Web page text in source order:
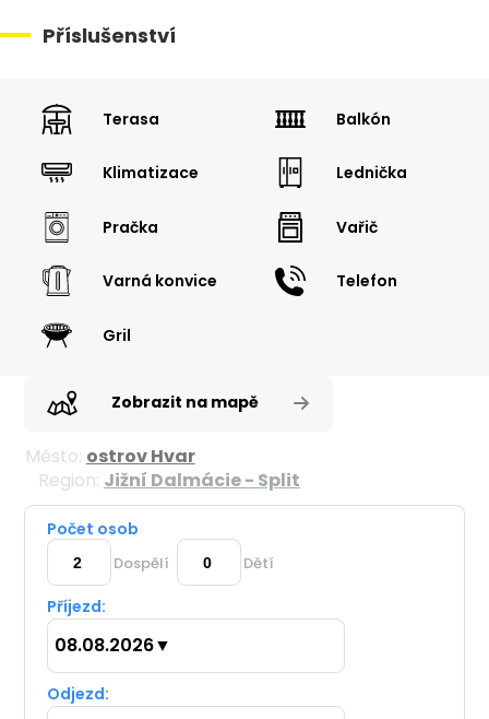
Příslušenství
Terasa Balkón
Klimatizace Lednička
Pračka Vařič
Varná konvice Telefon
Gril
Zobrazit na mapě
Město: ostrov Hvar
Region: Jižní Dalmácie - Split
Počet osob
Dospělí Dětí
Příjezd:
08.08.2026▼
Odjezd: